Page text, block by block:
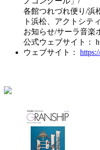
各館つれづれ便り/浜
ト浜松、アクトシテ
お知らせ/サーラ音楽
公式ウェブサイト：
ウェブサイト：